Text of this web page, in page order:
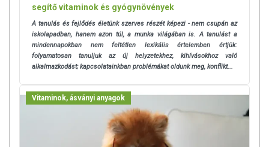
segítő vitaminok és gyógynövények
A tanulás és fejlődés életünk szerves részét képezi - nem csupán az
iskolapadban, hanem azon túl, a munka világában is. A tanulást a
mindennapokban nem feltétlen lexikális értelemben értjük:
folyamatosan tanuljuk az új helyzetekhez, kihívásokhoz való
alkalmazkodást; kapcsolatainkban problémákat oldunk meg, konflikt...
Vitaminok, ásványi anyagok